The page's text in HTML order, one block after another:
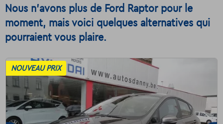
Nous n'avons plus de Ford Raptor pour le
moment, mais voici quelques alternatives qui
pourraient vous plaire.
NOUVEAU PRIX